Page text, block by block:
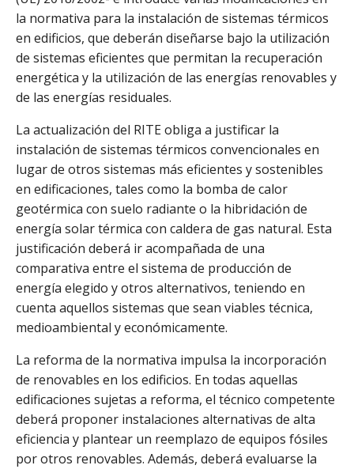
la normativa para la instalación de sistemas térmicos
en edificios, que deberán diseñarse bajo la utilización
de sistemas eficientes que permitan la recuperación
energética y la utilización de las energías renovables y
de las energías residuales.
La actualización del RITE obliga a justificar la
instalación de sistemas térmicos convencionales en
lugar de otros sistemas más eficientes y sostenibles
en edificaciones, tales como la bomba de calor
geotérmica con suelo radiante o la hibridación de
energía solar térmica con caldera de gas natural. Esta
justificación deberá ir acompañada de una
comparativa entre el sistema de producción de
energía elegido y otros alternativos, teniendo en
cuenta aquellos sistemas que sean viables técnica,
medioambiental y económicamente.
La reforma de la normativa impulsa la incorporación
de renovables en los edificios. En todas aquellas
edificaciones sujetas a reforma, el técnico competente
deberá proponer instalaciones alternativas de alta
eficiencia y plantear un reemplazo de equipos fósiles
por otros renovables. Además, deberá evaluarse la